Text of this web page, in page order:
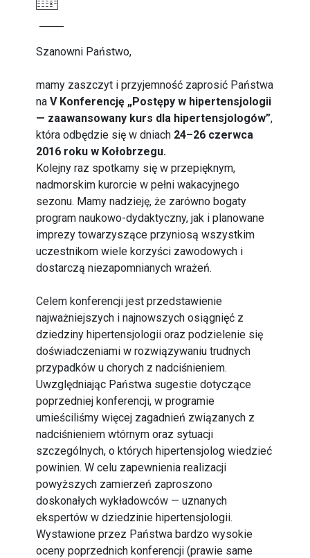
Szanowni Państwo,
mamy zaszczyt i przyjemność zaprosić Państwa
na V Konferencję „Postępy w hipertensjologii
— zaawansowany kurs dla hipertensjologów”,
która odbędzie się w dniach 24–26 czerwca
2016 roku w Kołobrzegu.
Kolejny raz spotkamy się w przepięknym,
nadmorskim kurorcie w pełni wakacyjnego
sezonu. Mamy nadzieję, że zarówno bogaty
program naukowo-dydaktyczny, jak i planowane
imprezy towarzyszące przyniosą wszystkim
uczestnikom wiele korzyści zawodowych i
dostarczą niezapomnianych wrażeń.
Celem konferencji jest przedstawienie
najważniejszych i najnowszych osiągnięć z
dziedziny hipertensjologii oraz podzielenie się
doświadczeniami w rozwiązywaniu trudnych
przypadków u chorych z nadciśnieniem.
Uwzględniając Państwa sugestie dotyczące
poprzedniej konferencji, w programie
umieściliśmy więcej zagadnień związanych z
nadciśnieniem wtórnym oraz sytuacji
szczególnych, o których hipertensjolog wiedzieć
powinien. W celu zapewnienia realizacji
powyższych zamierzeń zaproszono
doskonałych wykładowców — uznanych
ekspertów w dziedzinie hipertensjologii.
Wystawione przez Państwa bardzo wysokie
oceny poprzednich konferencji (prawie same